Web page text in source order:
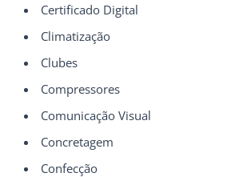
Certificado Digital
Climatização
Clubes
Compressores
Comunicação Visual
Concretagem
Confecção